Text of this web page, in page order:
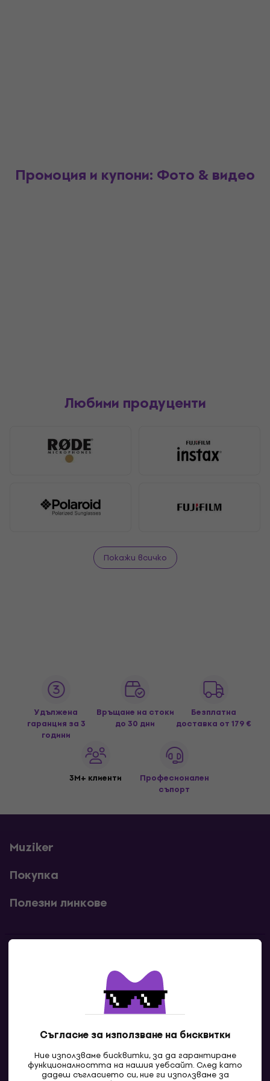
Съгласие за използване на бисквитки
Ние използваме бисквитки, за да гарантираме
функционалността на нашия уебсайт. След като
дадеш съгласието си, ние ги използваме за
Промоция и купони: Фото & видео
Любими продуценти
Покажи всичко
Удължена
гаранция за 3
години
Връщане на стоки
до 30 дни
Безплатна
доставка от 179 €
3M+ клиенти
Професионален
съпорт
Muziker
Покупка
Полезни линкове
Свържи се с нас